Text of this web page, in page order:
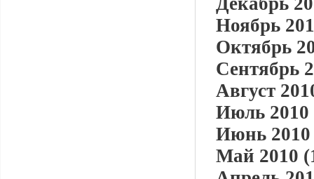
Ноябрь
Октябрь
Сентябрь
Август
Июль 2010
Июнь 2010
Май 2010